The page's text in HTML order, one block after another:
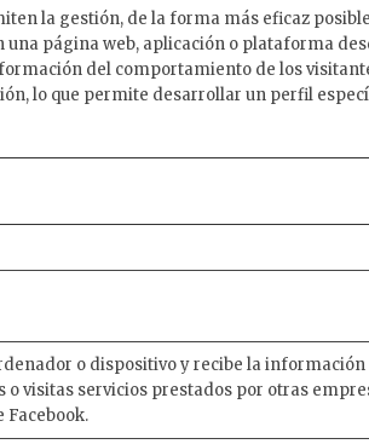
la gestión, de la forma más eficaz
página web, aplicación o plataforma
del comportamiento de los
lo que permite desarrollar un perfil
o dispositivo y recibe la
o visitas servicios prestados por otras
Facebook.